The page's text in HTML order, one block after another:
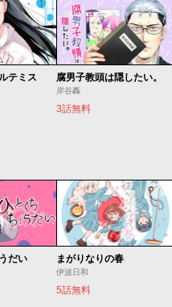
テミス 腐男子教頭は隠したい。
岸谷轟
3話無料
だい まがりなりの春
伊波日和
5話無料